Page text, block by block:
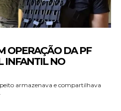
OPERAÇÃO DA PF
INFANTIL NO
armazenava e compartilhava